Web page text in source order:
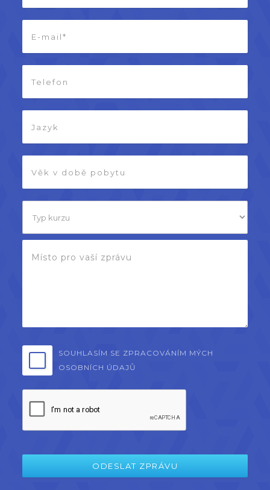
SOUHLASÍM SE ZPRACOVÁNÍM MÝCH
OSOBNÍCH ÚDAJŮ